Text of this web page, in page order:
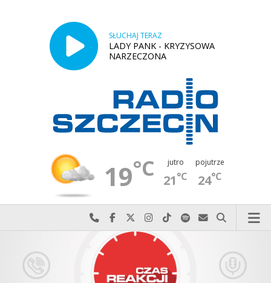
SŁUCHAJ TERAZ
LADY PANK - KRYZYSOWA
NARZECZONA
19°C jutro
21°C
pojutrze
24°C
Najlepiej po prostu do nas zadzwoń
Odwiedź nas na Facebook-u
Odwiedź nas na X
Odwiedź nas na Instagram-ie
Odwiedź nas na TikTok-u
Szukaj nas na Spotify
Wyślij do nas
Szukaj